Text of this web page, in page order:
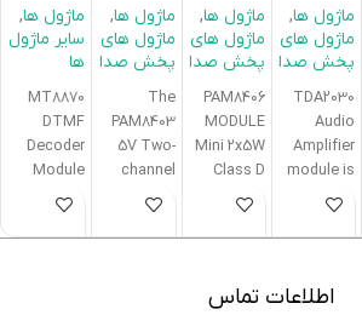
وات
TDA2030
ماژول ها,
ماژول های
پخش صدا
TDA2030
Audio
Amplifier
module is
based on
TDA2030
amplifier
D با تراشه
PAM8406
ماژول ها,
ماژول های
پخش صدا
PAM8406
MODULE
Mini 2x5W
Class D
Digital
Module
PAM8406
کلاس D با
تراشه
PAM8403
ماژول ها,
ماژول های
پخش صدا
The
PAM8403
5V Two-
channel
Stereo is a
class-D
کدهایDT
MF
ماژول ها,
سایر ماژول
ها
MT8870
DTMF
Decoder
Module
MT8870
Decoder
اطلاعات تماس